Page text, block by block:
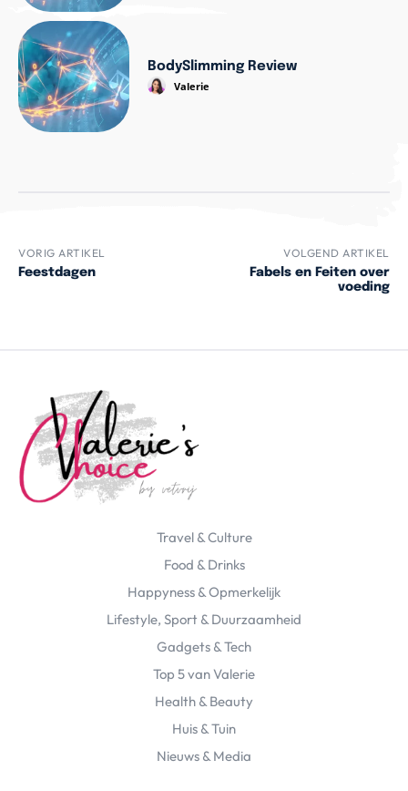
BodySlimming Review
Valerie
VORIG ARTIKEL
Feestdagen
VOLGEND ARTIKEL
Fabels en Feiten over
voeding
Travel & Culture
Food & Drinks
Happyness & Opmerkelijk
Lifestyle, Sport & Duurzaamheid
Gadgets & Tech
Top 5 van Valerie
Health & Beauty
Huis & Tuin
Nieuws & Media